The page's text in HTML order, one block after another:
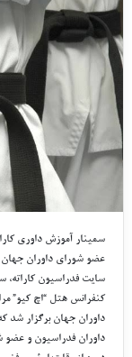
سمینار آموزش داوری
عضو شورای داوران جهان
داوران جهان برگزار شد
داوران فدراسیون و